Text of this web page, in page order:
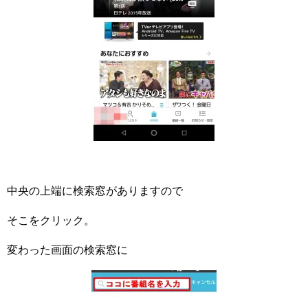
中央の上端に検索窓がありますので
そこをクリック。
変わった画面の検索窓に